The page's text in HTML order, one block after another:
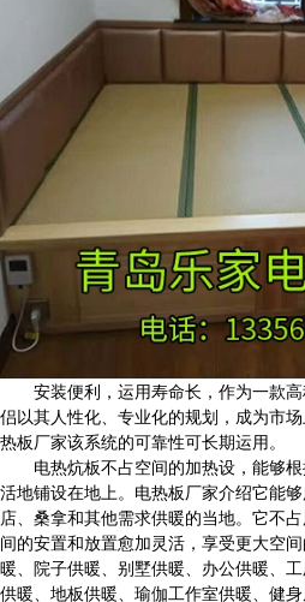
安装便利，运用寿命长，作为一款高
侣以其人性化、专业化的规划，成为市
热板厂家该系统的可靠性可长期运用。
电热炕板不占空间的加热设，能够根
活地铺设在地上。电热板厂家介绍它能
店、桑拿和其他需求供暖的当地。它不
间的安置和放置愈加灵活，享受更大空
暖、院子供暖、别墅供暖、办公供暖、
供暖、地板供暖、瑜伽工作室供暖、健